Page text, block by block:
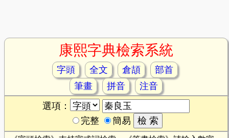
康熙字典檢索系統
字頭 全文 倉頡
部首
筆畫
拼音
注音
選項：
完整
簡易